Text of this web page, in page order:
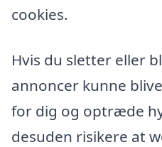
cookies.
Hvis du sletter eller
annoncer kunne
for dig og optræde
desuden risikere at